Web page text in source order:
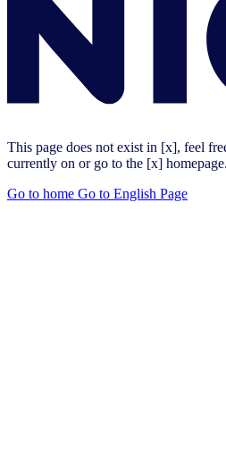
This page does not exist in [x], feel
currently on or go to the [x] homepage.
Go to home Go to English Page